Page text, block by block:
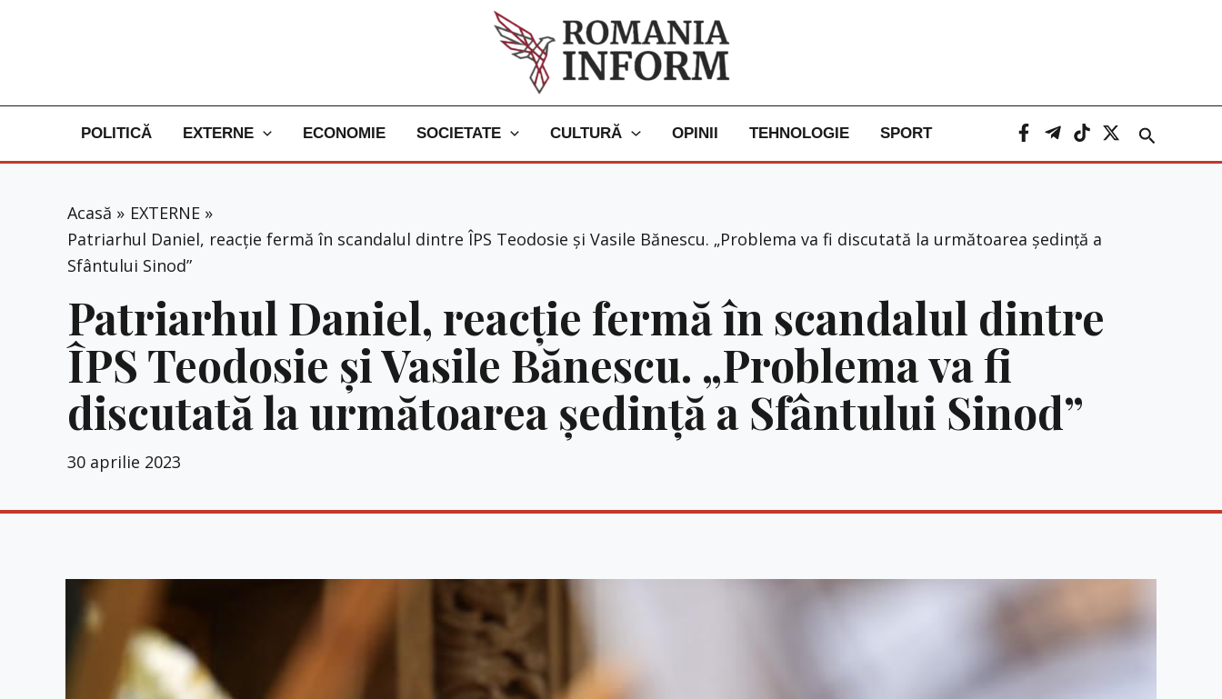
POLITICĂ EXTERNE ECONOMIE SOCIETATE CULTURĂ OPINII TEHNOLOGIE SPORT Caută
Acasă
EXTERNE
Patriarhul Daniel, reacție fermă în scandalul dintre ÎPS Teodosie și Vasile Bănescu. „Problema va fi discutată la următoarea ședință a
Sfântului Sinod”
Patriarhul Daniel, reacție fermă în scandalul dintre
ÎPS Teodosie și Vasile Bănescu. „Problema va fi
discutată la următoarea ședință a Sfântului Sinod”
30 aprilie 2023